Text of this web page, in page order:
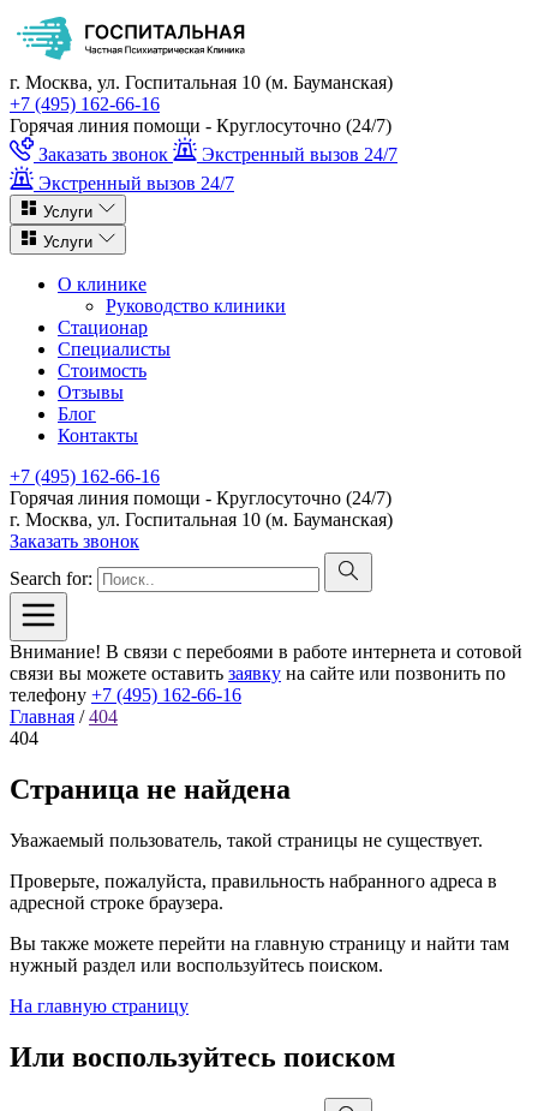
г. Москва, ул. Госпитальная 10 (м. Бауманская)
+7 (495) 162-66-16
Горячая линия помощи - Круглосуточно (24/7)
Заказать звонок
Экстренный вызов 24/7
Экстренный вызов 24/7
Услуги
Услуги
О клинике
Руководство клиники
Стационар
Специалисты
Стоимость
Отзывы
Блог
Контакты
+7 (495) 162-66-16
Горячая линия помощи - Круглосуточно (24/7)
г. Москва, ул. Госпитальная 10 (м. Бауманская)
Заказать звонок
Search for:
Внимание! В связи с перебоями в работе интернета и сотовой
связи вы можете оставить заявку на сайте или позвонить по
телефону +7 (495) 162-66-16
Главная /404
404
Страница не найдена
Уважаемый пользователь, такой страницы не существует.
Проверьте, пожалуйста, правильность набранного адреса в
адресной строке браузера.
Вы также можете перейти на главную страницу и найти там
нужный раздел или воспользуйтесь поиском.
На главную страницу
Или воспользуйтесь поиском